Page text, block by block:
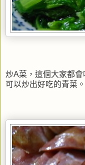
炒A菜，這個大家都
可以炒出好吃的青菜。